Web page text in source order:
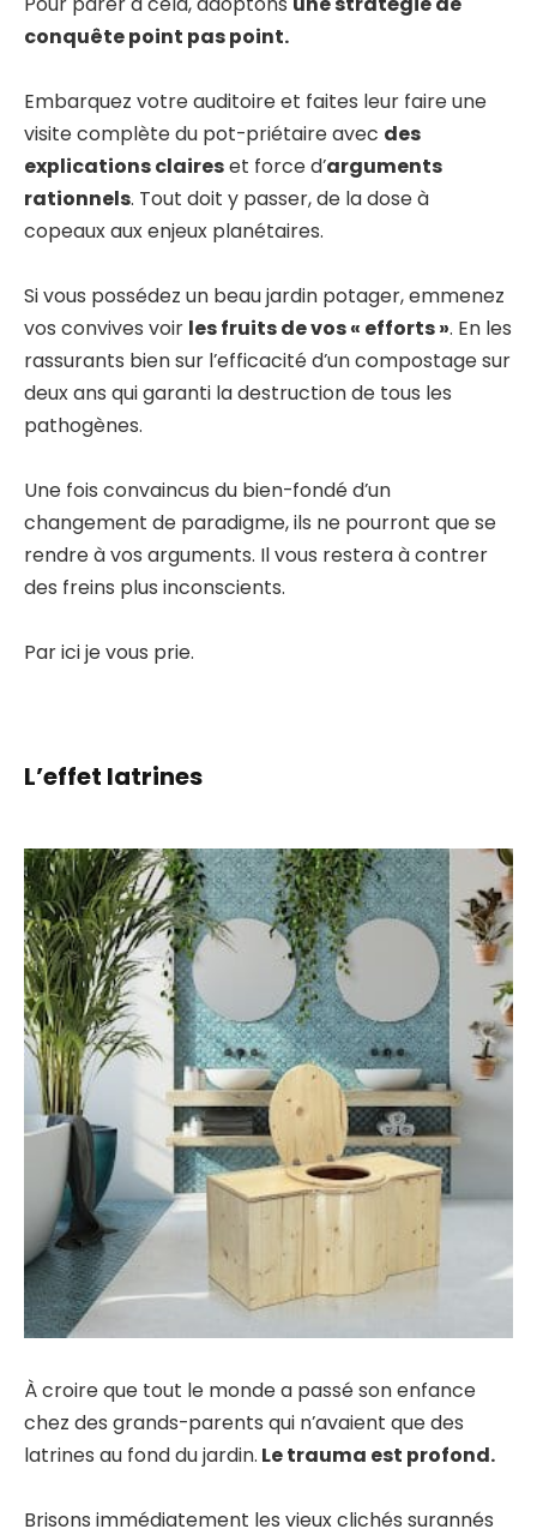
conquête point pas point.
Embarquez votre auditoire et faites leur faire une
visite complète du pot-priétaire avec des
explications claireset force d’arguments
rationnels. Tout doit y passer, de la dose à
copeaux aux enjeux planétaires.
Si vous possédez un beau jardin potager, emmenez
vos convives voir les fruits de vos « efforts ». En les
rassurants bien sur l’efficacité d’un compostage sur
deux ans qui garanti la destruction de tous les
pathogènes.
Une fois convaincus du bien-fondé d’un
changement de paradigme, ils ne pourront que se
rendre à vos arguments. Il vous restera à contrer
des freins plus inconscients.
Par ici je vous prie.
L’effet latrines
À croire que tout le monde a passé son enfance
chez des grands-parents qui n’avaient que des
latrines au fond du jardin. Le trauma est profond.
Brisons immédiatement les vieux clichés surannés